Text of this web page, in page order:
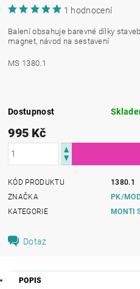
1 hodnocení
Balení obsahuje barevné dílky
magnet, návod na sestavení
MS 1380.1
Dostupnost
995 Kč
KÓD PRODUKTU
1380.1
ZNAČKA
PK/
KATEGORIE
Dotaz
POPIS